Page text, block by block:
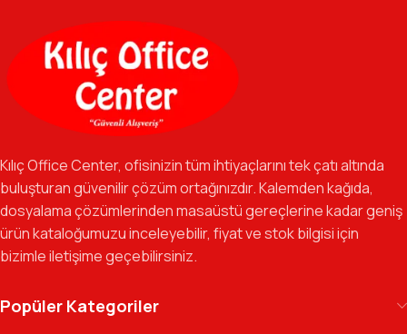
Geniş Ürün Yelpazesi:Temel kırtasiye malzemelerinden teknik
ofis gereçlerine kadar, iş hayatınızda ihtiyaç duyduğunuz her
şeyi tek bir çatı altında, en uygun fiyat avantajlarıyla bulmanızı
sağlıyoruz.
Özverili Takım Ruhu:İşini tutkuyla yapan, güler yüzlü ve çözüm
güvenilir bir yol arkadaşı olmayı hedefliyoruz.
Gelecek Vizyonu:Kurumsal kimliğimizi yeni iş birlikleri ve global
markalarla güçlendirerek, Türkiye genelinde müşteri ağımızı her
geçen gün büyütmeye devam ediyoruz.
Kılıç Office Center
arşivinizdeki dosyaya kadar her detayda yanınızda.
Kılıç Office Center, ofisinizin tüm ihtiyaçlarını tek çatı altında
buluşturan güvenilir çözüm ortağınızdır. Kalemden kağıda,
dosyalama çözümlerinden masaüstü gereçlerine kadar geniş
ürün kataloğumuzu inceleyebilir, fiyat ve stok bilgisi için
bizimle iletişime geçebilirsiniz.
Popüler Kategoriler